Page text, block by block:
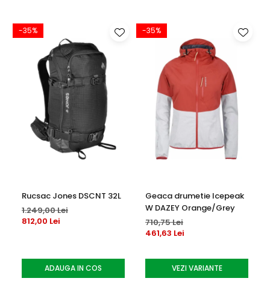
-35%
Rucsac Jones DSCNT 32L
1.249,00 Lei
812,00 Lei
ADAUGA IN COS
-35%
Geaca drumetie Icepeak
W DAZEY Orange/Grey
710,75 Lei
461,63 Lei
VEZI VARIANTE